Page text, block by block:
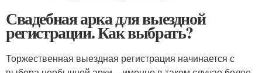
Свадебная арка для выездной
регистрации. Как выбрать?
Торжественная выездная регистрация начинается с